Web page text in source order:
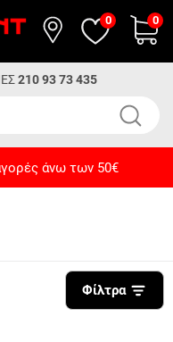
0 0
210 93 73 435
άνω των 50€
Φίλτρα